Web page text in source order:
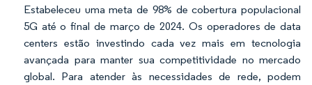
Estabeleceu uma meta de 98% de cobertura populacional
5G até o final de março de 2024. Os operadores de data
centers estão investindo cada vez mais em tecnologia
avançada para manter sua competitividade no mercado
global. Para atender às necessidades de rede, podem